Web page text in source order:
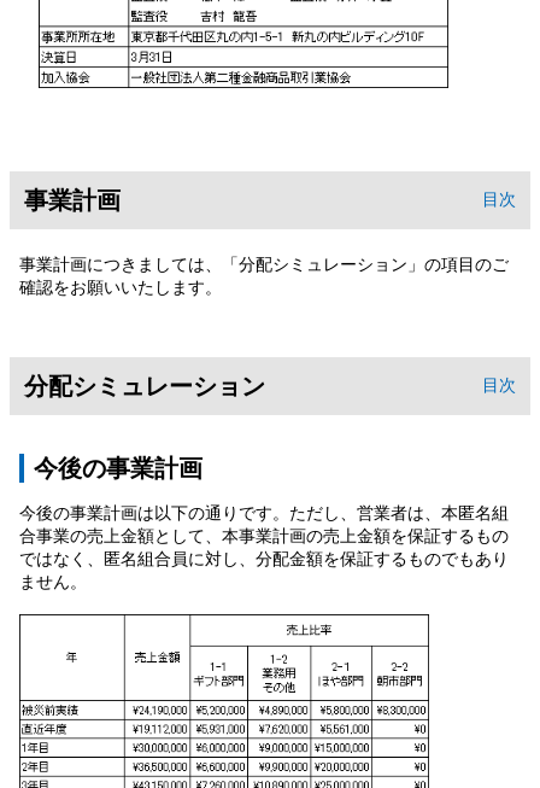
事業計画 目次
事業計画につきましては、「分配シミュレーション」の項目のご
確認をお願いいたします。
分配シミュレーション 目次
今後の事業計画
今後の事業計画は以下の通りです。ただし、営業者は、本匿名組
合事業の売上金額として、本事業計画の売上金額を保証するもの
ではなく、匿名組合員に対し、分配金額を保証するものでもあり
ません。